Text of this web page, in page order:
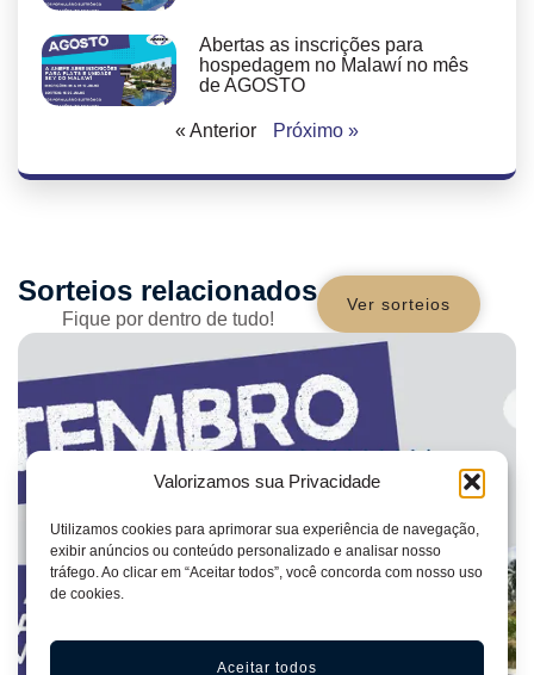
Valorizamos sua Privacidade
Utilizamos cookies para aprimorar sua experiência de navegação,
exibir anúncios ou conteúdo personalizado e analisar nosso
tráfego. Ao clicar em “Aceitar todos”, você concorda com nosso uso
de cookies.
Aceitar todos
Abertas as inscrições para
hospedagem no Malawí no mês
de AGOSTO
« Anterior Próximo »
Sorteios relacionados
Fique por dentro de tudo!
Ver sorteios
3 de agosto de 2026